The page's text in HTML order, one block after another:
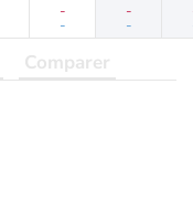
-
-
-
-
Comparer